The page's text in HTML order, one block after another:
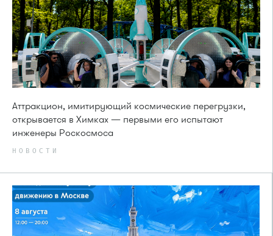
Аттракцион, имитирующий космические перегрузки,
открывается в Химках — первыми его испытают
инженеры Роскосмоса
НОВОСТИ